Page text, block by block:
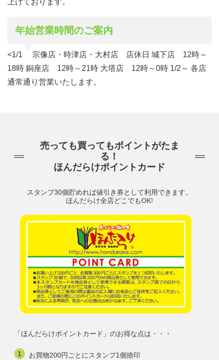
上げております。
年始営業時間のご案内
<1/1 宗像店・時津店・大村店 店休日 城下店 12時～
18時 銅座店 12時～21時 大塔店 12時～0時 1/2～ 各店
通常通り営業いたします。
売っても買ってもポイントがたま
る！
ほんだらけポイントカード
スタンプ30個貯めれば値引き券として利用できます。
ほんだらけ全店どこでもOK!
「ほんだらけポイントカード」のお得な点は・・・
お買物200円ごとにスタンプ1個捺印